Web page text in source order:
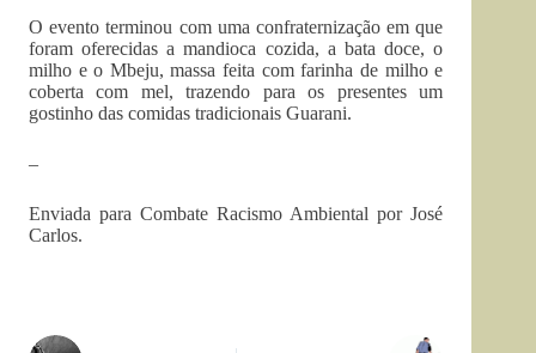
O evento terminou com uma confraternização em que
foram oferecidas a mandioca cozida, a bata doce, o
milho e o Mbeju, massa feita com farinha de milho e
coberta com mel, trazendo para os presentes um
gostinho das comidas tradicionais Guarani.
–
Enviada para Combate Racismo Ambiental por José
Carlos.